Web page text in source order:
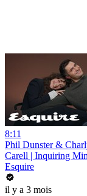
8:11
Phil Dunster &
Carell | Inquiring
Esquire
il y a 3 mois